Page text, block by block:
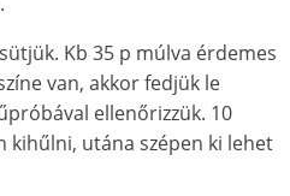
k. Kb 35 p múlva érdemes
van, akkor fedjük le
ellenőrizzük. 10
kihűlni, utána szépen ki lehet